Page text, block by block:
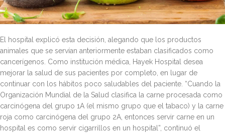
El hospital explicó esta decisión, alegando que los productos
animales que se servían anteriormente estaban clasificados como
cancerígenos. Como institución médica, Hayek Hospital desea
mejorar la salud de sus pacientes por completo, en lugar de
continuar con los hábitos poco saludables del paciente. “Cuando la
Organización Mundial de la Salud clasifica la carne procesada como
carcinógena del grupo 1A (el mismo grupo que el tabaco) y la carne
roja como carcinógena del grupo 2A, entonces servir carne en un
hospital es como servir cigarrillos en un hospital”, continuó el